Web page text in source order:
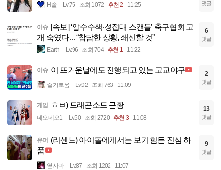
H솔 Lv.75 조회 1072 추천 2 11:25 댓글
이슈
[속보] ‘압수수색·성접대 스캔들’ 축구협회 고
개 숙였다…“참담한 상황, 쇄신할 것”
Earth Lv.96 조회 704 추천 1 11:22
6
댓글
이슈 이 뜨거운날에도 진행되고 있는 고교야구
슬기로움 Lv.92 조회 763 11:09
2
댓글
게임 ㅎㅂ) 드래곤소드 근황
네오네오1 Lv.50 조회 2720 추천 3 11:08
13
댓글
유머 (리센느) 아이돌에게서는 보기 힘든 진심 하
품
옆사마 Lv.87 조회 1202 11:07
9
댓글